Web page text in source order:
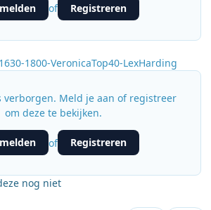
of Registreren
1800-VeronicaTop40-LexHarding
verborgen. Meld je aan of registreer
om deze te bekijken.
of Registreren
nog niet